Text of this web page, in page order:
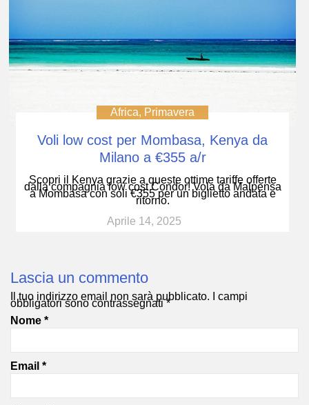
Africa, Primavera
Voli low cost per Mombasa, Kenya da
Milano a €355 a/r
Scopri il Kenya grazie a queste ottime tariffe offerte
dalla compagnia low cost Condor! Vola da Malpensa
a Mombasa con soli €355 per un biglietto andata e
ritorno.
Aprile 14, 2025
Lascia un commento
Il tuo indirizzo email non sarà pubblicato. I campi
obbligatori sono contrassegnati*
Nome *
Email *